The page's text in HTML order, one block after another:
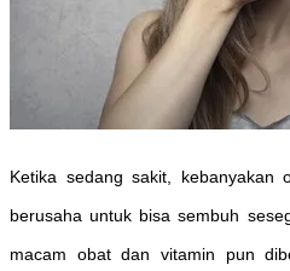
Ketika sedang sakit, kebanyakan
berusaha untuk bisa sembuh
macam obat dan vitamin pun